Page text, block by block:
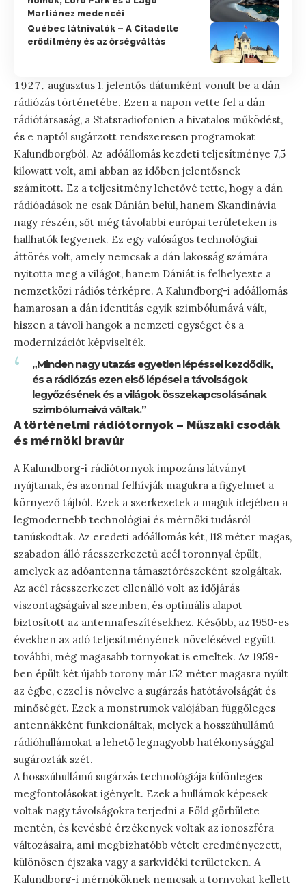
Martiánez medencéi
Québec látnivalók – A Citadelle
erődítmény és az őrségváltás
augusztus 1. jelentős dátumként vonult be a dán
rádiózás történetébe. Ezen a napon vette fel a dán
rádiótársaság, a Statsradiofonien a hivatalos működést,
és e naptól sugárzott rendszeresen programokat
Kalundborgból. Az adóállomás kezdeti teljesítménye 7,5
kilowatt volt, ami abban az időben jelentősnek
számított. Ez a teljesítmény lehetővé tette, hogy a dán
rádióadások ne csak Dánián belül, hanem Skandinávia
nagy részén, sőt még távolabbi európai területeken is
hallhatók legyenek. Ez egy valóságos technológiai
áttörés volt, amely nemcsak a dán lakosság számára
nyitotta meg a világot, hanem Dániát is felhelyezte a
nemzetközi rádiós térképre. A Kalundborg-i adóállomás
hamarosan a dán identitás egyik szimbólumává vált,
hiszen a távoli hangok a nemzeti egységet és a
modernizációt képviselték.
„Minden nagy utazás egyetlen lépéssel kezdődik,
és a rádiózás ezen első lépései a távolságok
legyőzésének és a világok összekapcsolásának
szimbólumaivá váltak.”
A történelmi rádiótornyok – Műszaki csodák
és mérnöki bravúr
A Kalundborg-i rádiótornyok impozáns látványt
nyújtanak, és azonnal felhívják magukra a figyelmet a
környező tájból. Ezek a szerkezetek a maguk idejében a
legmodernebb technológiai és mérnöki tudásról
tanúskodtak. Az eredeti adóállomás két, 118 méter magas,
szabadon álló rácsszerkezetű acél toronnyal épült,
amelyek az adóantenna támasztórészeként szolgáltak.
Az acél rácsszerkezet ellenálló volt az időjárás
viszontagságaival szemben, és optimális alapot
biztosított az antennafeszítésekhez. Később, az 1950-es
években az adó teljesítményének növelésével együtt
további, még magasabb tornyokat is emeltek. Az 1959-
ben épült két újabb torony már 152 méter magasra nyúlt
az égbe, ezzel is növelve a sugárzás hatótávolságát és
minőségét. Ezek a monstrumok valójában függőleges
antennákként funkcionáltak, melyek a hosszúhullámú
rádióhullámokat a lehető legnagyobb hatékonysággal
sugározták szét.
A hosszúhullámú sugárzás technológiája különleges
megfontolásokat igényelt. Ezek a hullámok képesek
voltak nagy távolságokra terjedni a Föld görbülete
mentén, és kevésbé érzékenyek voltak az ionoszféra
változásaira, ami megbízhatóbb vételt eredményezett,
különösen éjszaka vagy a sarkvidéki területeken. A
Kalundborg-i mérnököknek nemcsak a tornyokat kellett